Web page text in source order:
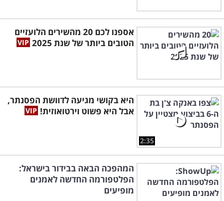
אספנו לכם 20 מהשירים הלועזיים
הטובים ביותר של שנת 2025
2:35
היא בקושי מגיעה לדוושת הפסנתר,
אבל היא פשוט וירטואוזית!
המהפכה הבאה בבידור בישראל:
הפלטפורמה החדשה לאמנים
מופיעים